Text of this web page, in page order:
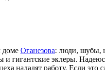
доме Оганезова: люди, шубы,
гигантские эклеры.
наладят работу. Если это